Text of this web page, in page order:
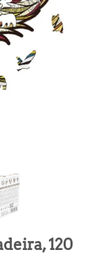
120